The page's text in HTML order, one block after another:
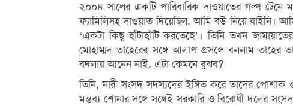
২০০৪ সালের একটি পারিবারিক দাওয়াতের গল্প
ফ্যামিলিসহ দাওয়াত দিয়েছিল. আমি বউ নিয়ে যাইনি।
‘একটা কিছু হাঁটাহাঁটি করতেছে’। তিনি তখন
মোহাম্মদ তাহেরের সঙ্গে আলাপ প্রসঙ্গে বললাম
বদলায় আনেন নাই, এটা কেমনে বুঝব?
তিনি, নারী সংসদ সদস্যদের ইঙ্গিত করে তাদের পোশাক
মন্তব্য শোনার সঙ্গে সঙ্গেই সরকারি ও বিরোধী দলের